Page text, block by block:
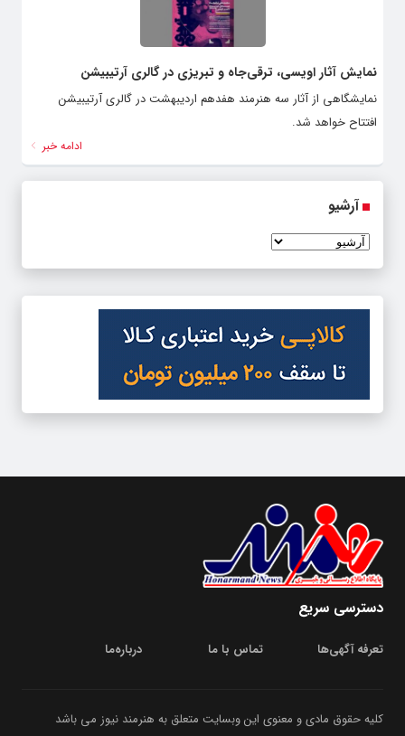
نمایش آثار اویسی، ترقی‌جاه و تبریزی در گالری آرتیبیشن
نمایشگاهی از آثار سه هنرمند هفدهم اردیبهشت در گالری آرتیبیشن
افتتاح خواهد شد.
ادامه خبر
آرشیو
دسترسی سریع
تعرفه آگهی‌ها تماس با ما درباره‌‌ما
کلیه حقوق مادی و معنوی این وبسایت متعلق به هنرمند نیوز می باشد